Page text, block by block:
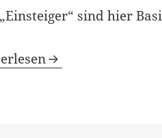
sind hier
RHYTHMISCHE